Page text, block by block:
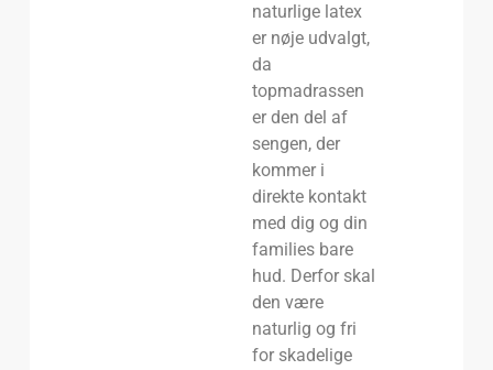
naturlige latex
er nøje udvalgt,
da
topmadrassen
er den del af
sengen, der
kommer i
direkte kontakt
med dig og din
families bare
hud. Derfor skal
den være
naturlig og fri
for skadelige